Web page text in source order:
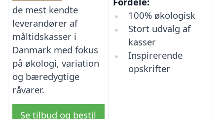
de mest kendte
leverandører af
måltidskasser i
Danmark med fokus
på økologi, variation
og bæredygtige
råvarer.
Se tilbud og bestil
100% økologisk
Stort udvalg af
kasser
Inspirerende
opskrifter